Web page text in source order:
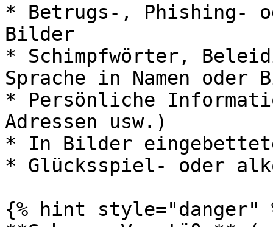
* Betrugs-, Phishing-
Bilder
* Schimpfwörter,
Sprache in Namen oder
* Persönliche
Adressen usw.)
* In Bilder
* Glücksspiel- oder
{% hint style="danger"